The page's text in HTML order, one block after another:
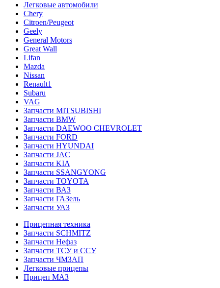
Легковые автомобили
Chery
Citroen/Peugeot
Geely
General Motors
Great Wall
Lifan
Mazda
Nissan
Renault1
Subaru
VAG
Запчасти MITSUBISHI
Запчасти BMW
Запчасти DAEWOO CHEVROLET
Запчасти FORD
Запчасти HYUNDAI
Запчасти JAC
Запчасти KIA
Запчасти SSANGYONG
Запчасти TOYOTA
Запчасти ВАЗ
Запчасти ГАЗель
Запчасти УАЗ
Прицепная техника
Запчасти SCHMITZ
Запчасти Нефаз
Запчасти ТСУ и ССУ
Запчасти ЧМЗАП
Легковые прицепы
Прицеп МАЗ